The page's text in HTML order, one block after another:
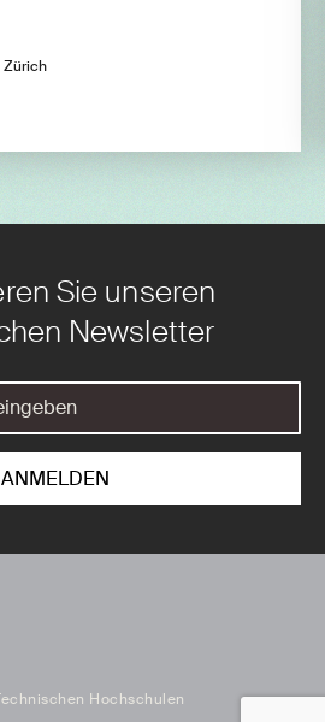
Zürich
Sie unseren
Newsletter
Hochschulen